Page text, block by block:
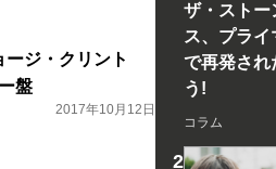
ジ・クリント
盤
2017年10月12日
ザ・ストー
ス、プラ
で再発され
う!
コラム